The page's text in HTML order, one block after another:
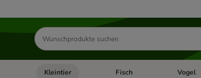
Produkte
suchen
& Zubehör
Kategorie-Menü öffnen: Hundefutter & Zubehör
Kleintier Kategorie-Menü öffnen:
Fisch Vogel